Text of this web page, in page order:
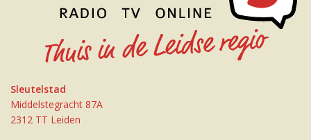
Sleutelstad
Middelstegracht 87A
2312 TT Leiden